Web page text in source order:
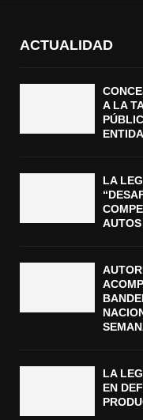
ACTUALIDAD
A LA
LA
LA
EN